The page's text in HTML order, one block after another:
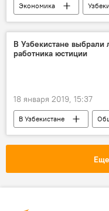
Экономика
В Узбекистане выбрали
работника юстиции
18 января 2019, 15:37
В Узбекистане